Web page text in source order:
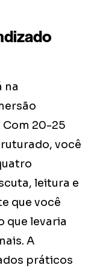
na
20-25
você
leitura e
que você
que levaria
A
práticos